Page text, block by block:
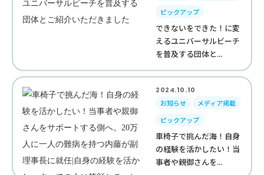
ピックアップ
できないをできた！に変
えるユニバーサルビーチ
を普及する団体と...
2024.10.10
お知らせ
メディア掲載
ピックアップ
車椅子で挑んだ海！自身
の経験を活かしたい！当
事者や親御さんを...